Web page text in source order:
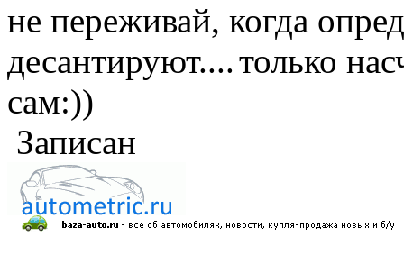
не переживай, когда
десантируют....только
сам:))
Записан